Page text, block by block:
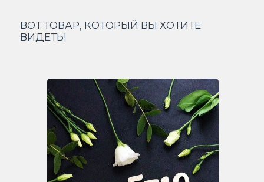
ВОТ ТОВАР, КОТОРЫЙ ВЫ ХОТИТЕ
ВИДЕТЬ!